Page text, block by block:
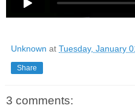
Unknown at Tuesday, January
Share
3 comments: